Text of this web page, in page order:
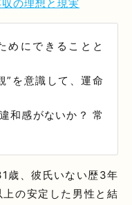
の理想と現実
めにできることと
”を意識して、運命
和感がないか？ 常
歳、彼氏いない歴3年
の安定した男性と結